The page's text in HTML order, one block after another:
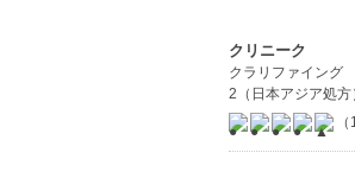
クリニーク
クラリファイング
2（日本アジア処